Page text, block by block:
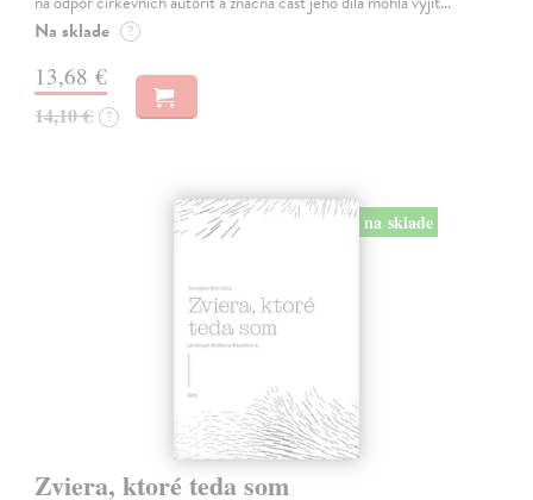
Na sklade ?
13,68 €
14,10 € ?
na sklade
Zviera, ktoré teda som